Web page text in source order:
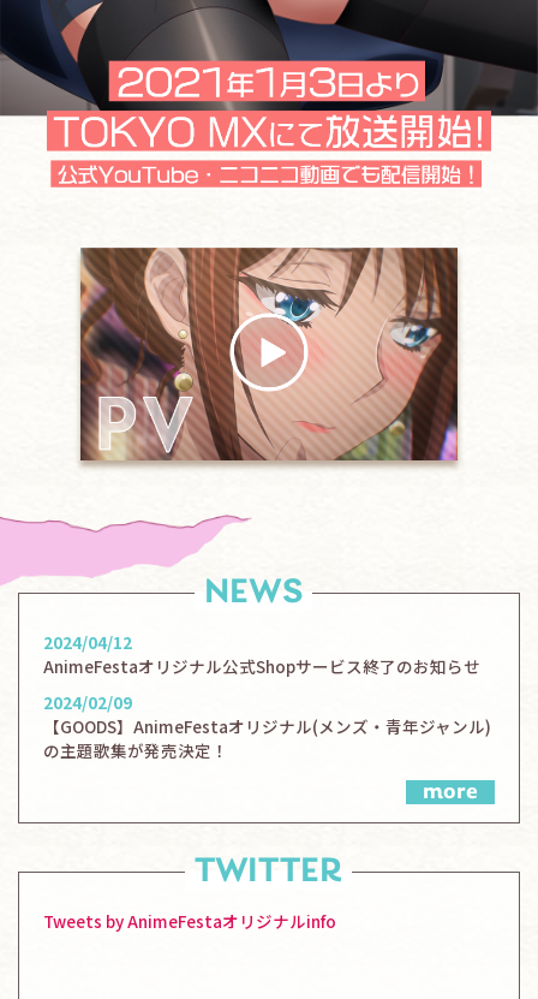
NEWS
2024/04/12
AnimeFestaオリジナル公式Shopサービス終了のお知らせ
2024/02/09
【GOODS】AnimeFestaオリジナル(メンズ・青年ジャンル)
の主題歌集が発売決定！
more
TWITTER
Tweets by AnimeFestaオリジナルinfo